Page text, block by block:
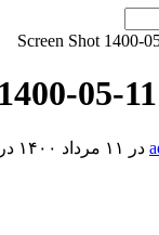
05-
در ۱۱ مرداد ۱۴۰۰ در |